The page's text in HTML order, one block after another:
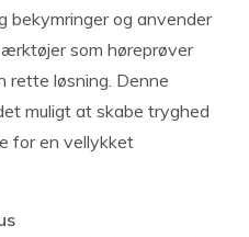
bekymringer og anvender
som høreprøver
rette løsning. Denne
muligt at skabe tryghed
for en vellykket